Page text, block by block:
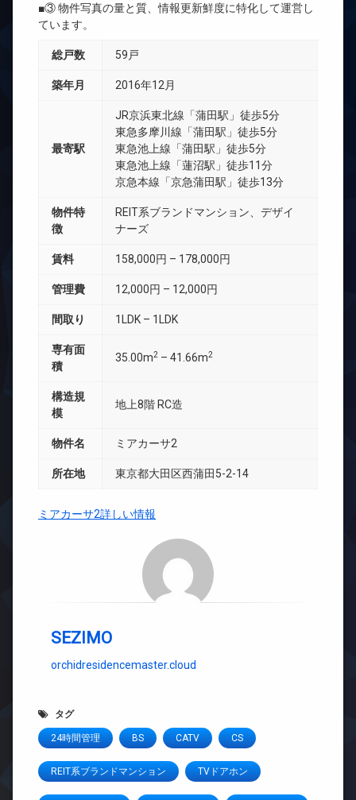
■③ 物件写真の量と質、情報更新鮮度に特化して運営し
ています。
総戸数 59戸
築年月 2016年12月
最寄駅
JR京浜東北線「蒲田駅」徒歩5分
東急多摩川線「蒲田駅」徒歩5分
東急池上線「蒲田駅」徒歩5分
東急池上線「蓮沼駅」徒歩11分
京急本線「京急蒲田駅」徒歩13分
物件特
徴
REIT系ブランドマンション、デザイ
ナーズ
賃料 158,000円 – 178,000円
管理費 12,000円 – 12,000円
間取り 1LDK – 1LDK
専有面
積
35.00m2 – 41.66m2
構造規
模
地上8階 RC造
物件名 ミアカーサ2
所在地 東京都大田区西蒲田5-2-14
ミアカーサ2詳しい情報
SEZIMO
orchidresidencemaster.cloud
タグ
24時間管理 BS CATV CS
REIT系ブランドマンション TVドアホン